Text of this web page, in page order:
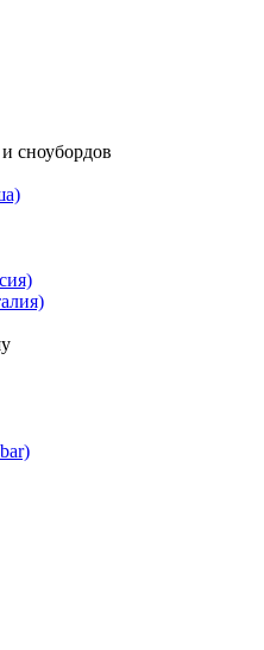
сноубордов